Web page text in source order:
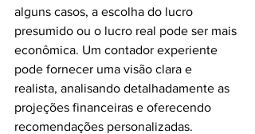
alguns casos, a escolha do lucro
presumido ou o lucro real pode ser mais
econômica. Um contador experiente
pode fornecer uma visão clara e
realista, analisando detalhadamente as
projeções financeiras e oferecendo
recomendações personalizadas.